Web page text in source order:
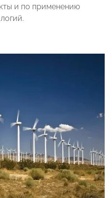
и по применению